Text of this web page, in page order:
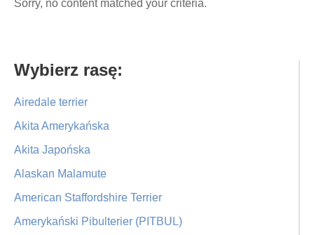
Sorry, no content matched your criteria.
Primary
Sidebar
Wybierz rasę:
Airedale terrier
Akita Amerykańska
Akita Japońska
Alaskan Malamute
American Staffordshire Terrier
Amerykański Pibulterier (PITBUL)